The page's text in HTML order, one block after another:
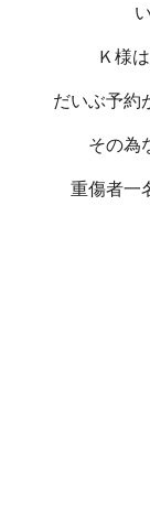
Ｋ様
だいぶ予約
その為
重傷者一